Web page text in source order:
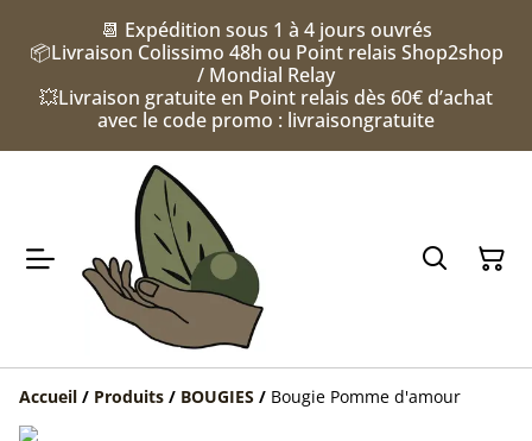
📆 Expédition sous 1 à 4 jours ouvrés
📦Livraison Colissimo 48h ou Point relais Shop2shop
/ Mondial Relay
💥Livraison gratuite en Point relais dès 60€ d’achat
avec le code promo : livraisongratuite
Accueil / Produits / BOUGIES / Bougie Pomme d'amour